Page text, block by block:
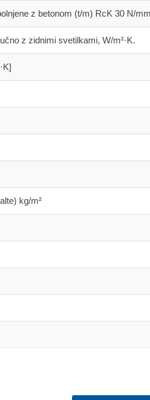
z betonom (t/m) RcK 30 N/
z zidnimi svetilkami, W/m²·K.
kg/m²